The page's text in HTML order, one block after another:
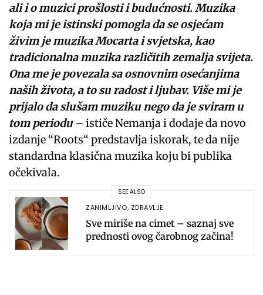
ali i o muzici prošlosti i budućnosti. Muzika
koja mi je istinski pomogla da se osjećam
živim je muzika Mocarta i svjetska, kao
tradicionalna muzika različitih zemalja svijeta.
Ona me je povezala sa osnovnim osećanjima
naših života, a to su radost i ljubav. Više mi je
prijalo da slušam muziku nego da je sviram u
tom periodu– ističe Nemanja i dodaje da novo
izdanje “Roots“ predstavlja iskorak, te da nije
standardna klasična muzika koju bi publika
očekivala.
SEE ALSO
ZANIMLJIVO, ZDRAVLJE
Sve miriše na cimet – saznaj sve
prednosti ovog čarobnog začina!